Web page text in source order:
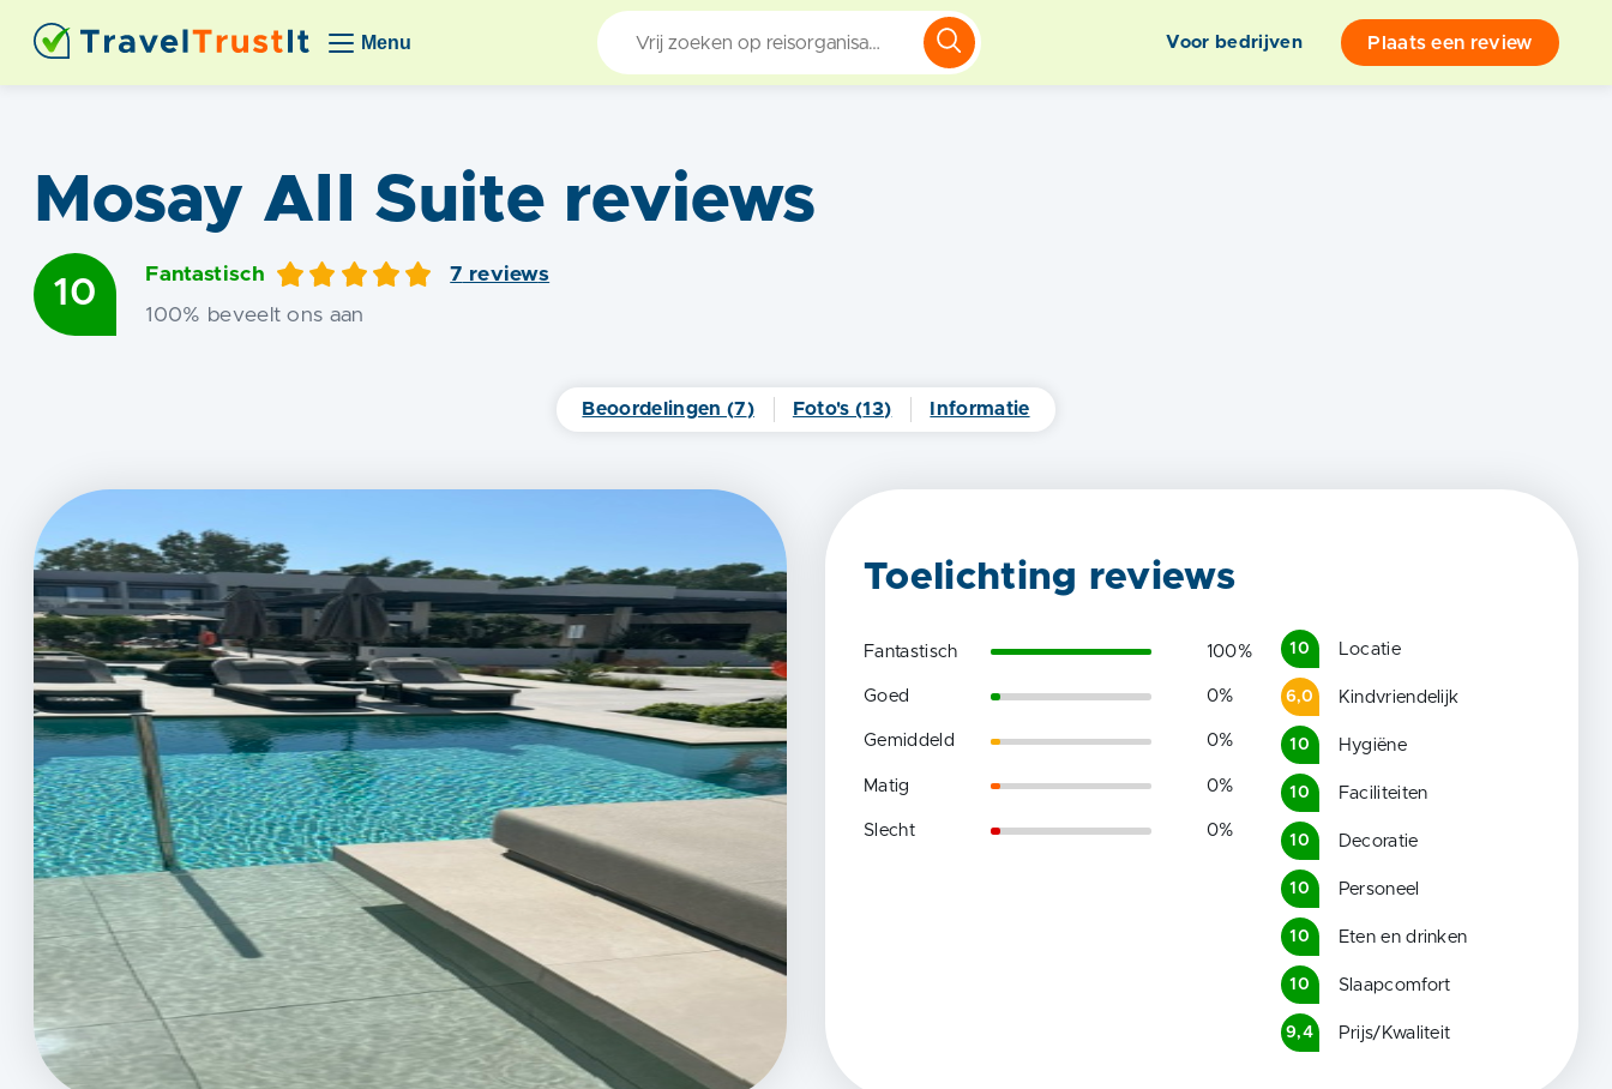
Menu Voor bedrijven Plaats een review
Mosay All Suite reviews
10
Fantastisch 7 reviews
100% beveelt ons aan
Beoordelingen (7) Foto's (13) Informatie
Toelichting reviews
Fantastisch 100%
Goed 0%
Gemiddeld 0%
Matig 0%
Slecht 0%
10 Locatie
6,0 Kindvriendelijk
10 Hygiëne
10 Faciliteiten
10 Decoratie
10 Personeel
10 Eten en drinken
10 Slaapcomfort
9,4 Prijs/Kwaliteit